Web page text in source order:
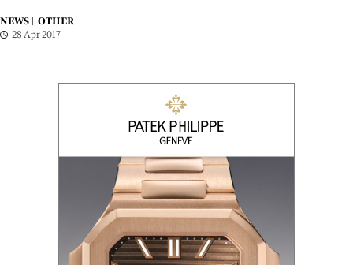
NEWS |
OTHER
28 Apr 2017